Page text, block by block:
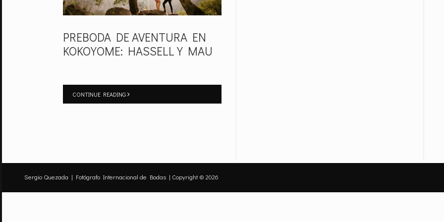
PREBODA DE AVENTURA EN
KOKOYOME: HASSELL Y MAU
CONTINUE READING
Sergio Quezada | Fotógrafo Internacional de Bodas | Copyright © 2026